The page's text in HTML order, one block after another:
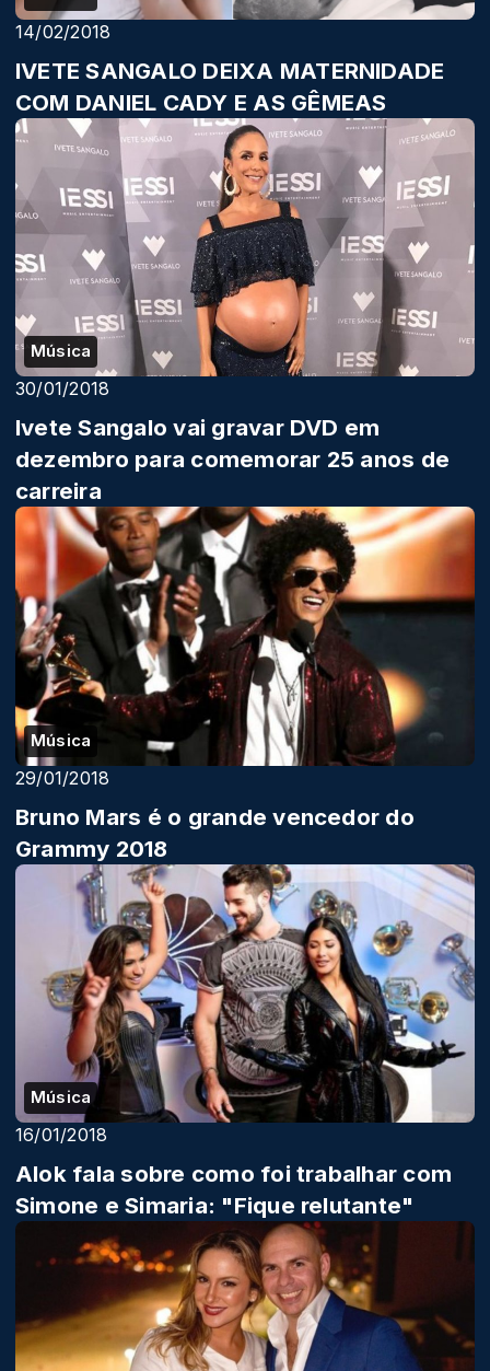
14/02/2018
IVETE SANGALO DEIXA MATERNIDADE
COM DANIEL CADY E AS GÊMEAS
Música
30/01/2018
Ivete Sangalo vai gravar DVD em
dezembro para comemorar 25 anos de
carreira
Música
29/01/2018
Bruno Mars é o grande vencedor do
Grammy 2018
Música
16/01/2018
Alok fala sobre como foi trabalhar com
Simone e Simaria: "Fique relutante"